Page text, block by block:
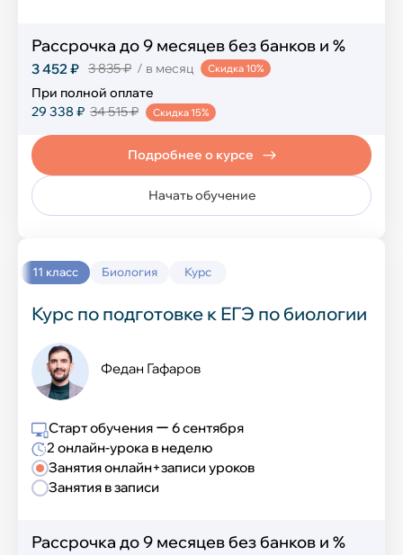
Создание сайтов
Программирование на Python
Программирование в Minecraft
Графический дизайн в Figma
Разработка игр в Unity
Развивающие курсы
Математика и логика
Финансовая грамотность
Рассрочка до 9 месяцев без банков и %
3 452 ₽ 3 835 ₽ / в месяц Скидка 10%
При полной оплате
29 338 ₽ 34 515 ₽ Скидка 15%
Начать обучение
Подробнее о курсе
11 класс Биология Курс
Курс по подготовке к ЕГЭ по биологии
Федан Гафаров
Занятия онлайн+записи уроков
Занятия в записи
Старт обучения ー 6 сентября
2 онлайн-урока в неделю
Рассрочка до 9 месяцев без банков и %